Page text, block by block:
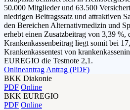
50.000 Mitglieder und 63.500
niedrigen Beitragssatz und attraktiven
den Bereichen Alternativmedizin und
erhebt einen Zusatzbeitrag von 3,39 %,
Krankenkassenbeitrag liegt somit bei
Krankenkassentest von
EUREGIO die Testnote 2,1.
Onlineantrag Antrag (PDF)
BKK Diakonie
PDF Online
BKK EUREGIO
PDF Online